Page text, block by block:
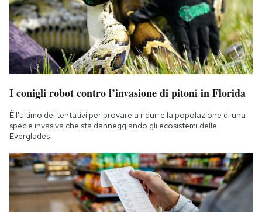
I conigli robot contro l’invasione di pitoni in Florida
È l'ultimo dei tentativi per provare a ridurre la popolazione di una
specie invasiva che sta danneggiando gli ecosistemi delle
Everglades